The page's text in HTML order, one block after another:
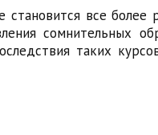
все
сомнительных
таких